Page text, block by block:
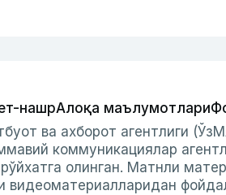
нашрАлоқа маълумотлари
ва ахборот агентлиги
коммуникациялар
олинган. Матнли
видеоматериалларидан